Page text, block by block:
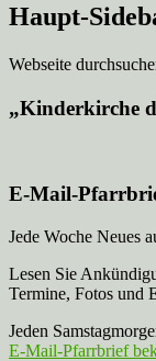
Haupt-
Webseite
„Kinderkirche
E-Mail-
Jede Woche Neues
Lesen Sie
Termine, Fotos und
Jeden
E-Mail-Pfarrbrief